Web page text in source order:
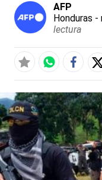
AFP
Honduras -
lectura